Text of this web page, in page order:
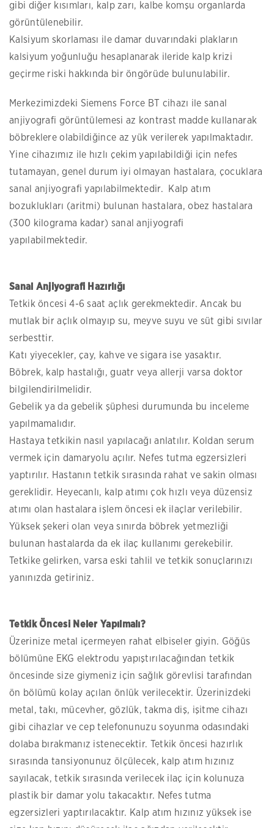
gibi diğer kısımları, kalp zarı, kalbe komşu organlarda
görüntülenebilir.
Kalsiyum skorlaması ile damar duvarındaki plakların
kalsiyum yoğunluğu hesaplanarak ileride kalp krizi
geçirme riski hakkında bir öngörüde bulunulabilir.
Merkezimizdeki Siemens Force BT cihazı ile sanal
anjiyografi görüntülemesi az kontrast madde kullanarak
böbreklere olabildiğince az yük verilerek yapılmaktadır.
Yine cihazımız ile hızlı çekim yapılabildiği için nefes
tutamayan, genel durum iyi olmayan hastalara, çocuklara
sanal anjiyografi yapılabilmektedir. Kalp atım
bozuklukları (aritmi) bulunan hastalara, obez hastalara
(300 kilograma kadar) sanal anjiyografi
yapılabilmektedir.
Sanal Anjiyografi Hazırlığı
Tetkik öncesi 4-6 saat açlık gerekmektedir. Ancak bu
mutlak bir açlık olmayıp su, meyve suyu ve süt gibi sıvılar
serbesttir.
Katı yiyecekler, çay, kahve ve sigara ise yasaktır.
Böbrek, kalp hastalığı, guatr veya allerji varsa doktor
bilgilendirilmelidir.
Gebelik ya da gebelik şüphesi durumunda bu inceleme
yapılmamalıdır.
Hastaya tetkikin nasıl yapılacağı anlatılır. Koldan serum
vermek için damaryolu açılır. Nefes tutma egzersizleri
yaptırılır. Hastanın tetkik sırasında rahat ve sakin olması
gereklidir. Heyecanlı, kalp atımı çok hızlı veya düzensiz
atımı olan hastalara işlem öncesi ek ilaçlar verilebilir.
Yüksek şekeri olan veya sınırda böbrek yetmezliği
bulunan hastalarda da ek ilaç kullanımı gerekebilir.
Tetkike gelirken, varsa eski tahlil ve tetkik sonuçlarınızı
yanınızda getiriniz.
Tetkik Öncesi Neler Yapılmalı?
Üzerinize metal içermeyen rahat elbiseler giyin. Göğüs
bölümüne EKG elektrodu yapıştırılacağından tetkik
öncesinde size giymeniz için sağlık görevlisi tarafından
ön bölümü kolay açılan önlük verilecektir. Üzerinizdeki
metal, takı, mücevher, gözlük, takma diş, işitme cihazı
gibi cihazlar ve cep telefonunuzu soyunma odasındaki
dolaba bırakmanız istenecektir. Tetkik öncesi hazırlık
sırasında tansiyonunuz ölçülecek, kalp atım hızınız
sayılacak, tetkik sırasında verilecek ilaç için kolunuza
plastik bir damar yolu takacaktır. Nefes tutma
egzersizleri yaptırılacaktır. Kalp atım hızınız yüksek ise